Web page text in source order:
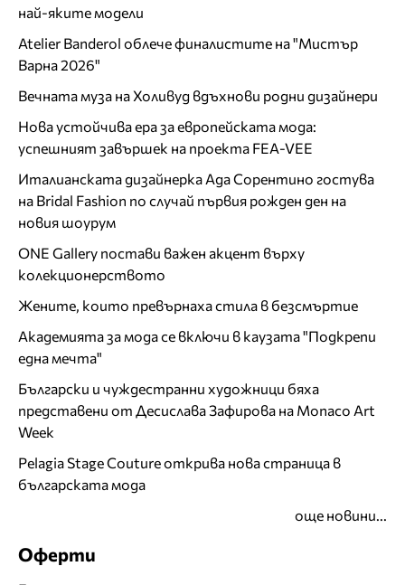
най-яките модели
Atelier Banderol облече финалистите на "Мистър
Варна 2026"
Вечната муза на Холивуд вдъхнови родни дизайнери
Нова устойчива ера за европейската мода:
успешният завършек на проекта FEA-VEE
Италианската дизайнерка Ада Сорентино гостува
на Bridal Fashion по случай първия рожден ден на
новия шоурум
ONE Gallery постави важен акцент върху
колекционерството
Жените, които превърнаха стила в безсмъртие
Академията за мода се включи в каузата "Подкрепи
една мечта"
Български и чуждестранни художници бяха
представени от Десислава Зафирова на Monaco Art
Week
Pelagia Stage Couture открива нова страница в
българската мода
още новини...
Оферти